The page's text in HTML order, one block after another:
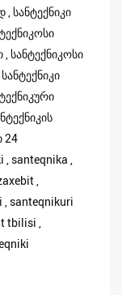
, სანტექნიკი
, სანტექნიკოსი
24
, santeqnika ,
,
, santeqnikuri
tbilisi ,